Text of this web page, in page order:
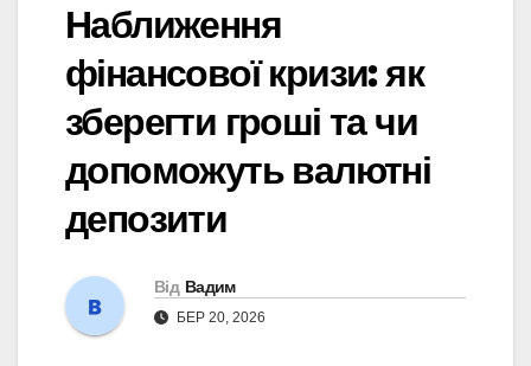
Наближення
фінансової кризи: як
зберегти гроші та чи
допоможуть валютні
депозити
Від Вадим
БЕР 20, 2026